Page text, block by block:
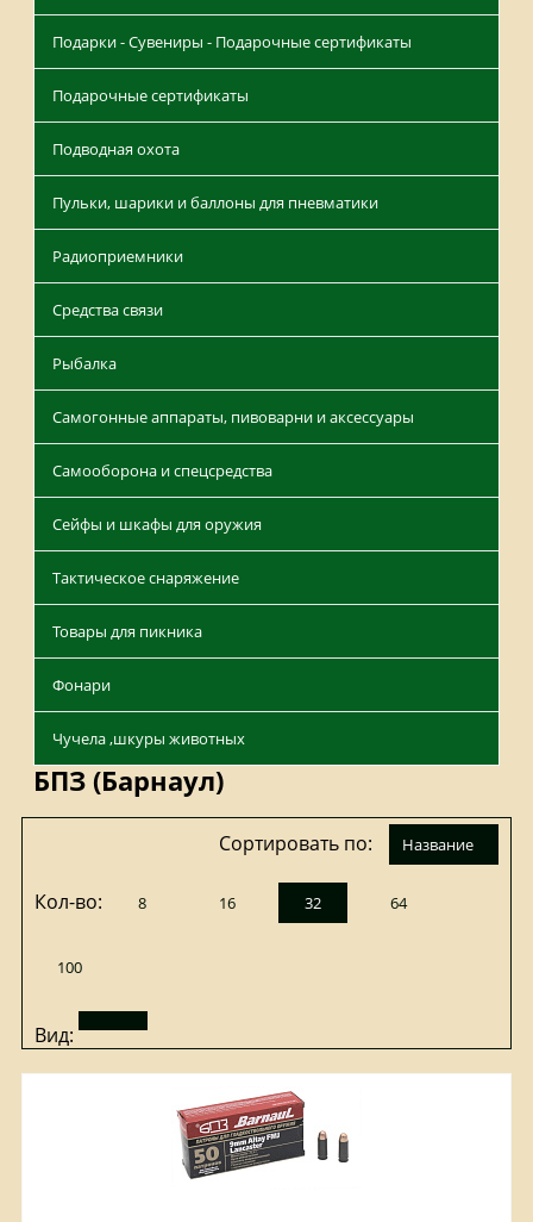
Подарки - Сувениры - Подарочные сертификаты
Подарочные сертификаты
Подводная охота
Пульки, шарики и баллоны для пневматики
Радиоприемники
Средства связи
Рыбалка
Самогонные аппараты, пивоварни и аксессуары
Самооборона и спецсредства
Сейфы и шкафы для оружия
Тактическое снаряжение
Товары для пикника
Фонари
Чучела ,шкуры животных
БПЗ (Барнаул)
Сортировать по: название
Кол-во: 8 16 32 64
100
Вид: